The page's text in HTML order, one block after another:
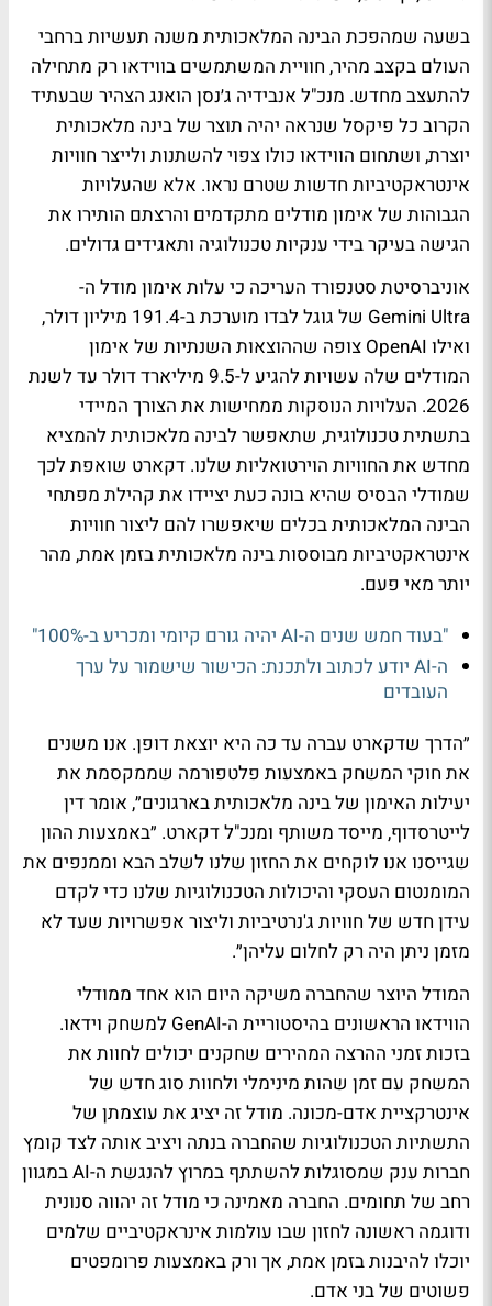
בשעה שמהפכת הבינה המלאכותית משנה תעשיות ברחבי
העולם בקצב מהיר, חוויית המשתמשים בווידאו רק מתחילה
להתעצב מחדש. מנכ"ל אנבידיה ג׳נסן הואנג הצהיר שבעתיד
הקרוב כל פיקסל שנראה יהיה תוצר של בינה מלאכותית
יוצרת, ושתחום הווידאו כולו צפוי להשתנות ולייצר חוויות
אינטראקטיביות חדשות שטרם נראו. אלא שהעלויות
הגבוהות של אימון מודלים מתקדמים והרצתם הותירו את
הגישה בעיקר בידי ענקיות טכנולוגיה ותאגידים גדולים.
אוניברסיטת סטנפורד העריכה כי עלות אימון מודל ה-
Gemini Ultra של גוגל לבדו מוערכת ב-191.4 מיליון דולר,
ואילו OpenAI צופה שההוצאות השנתיות של אימון
המודלים שלה עשויות להגיע ל-9.5 מיליארד דולר עד לשנת
2026. העלויות הנוסקות ממחישות את הצורך המיידי
בתשתית טכנולוגית, שתאפשר לבינה מלאכותית להמציא
מחדש את החוויות הוירטואליות שלנו. דקארט שואפת לכך
שמודלי הבסיס שהיא בונה כעת יציידו את קהילת מפתחי
הבינה המלאכותית בכלים שיאפשרו להם ליצור חוויות
אינטראקטיביות מבוססות בינה מלאכותית בזמן אמת, מהר
יותר מאי פעם.
"בעוד חמש שנים ה-AI יהיה גורם קיומי ומכריע ב-100%"
ה-AI יודע לכתוב ולתכנת: הכישור שישמור על ערך
העובדים
״הדרך שדקארט עברה עד כה היא יוצאת דופן. אנו משנים
את חוקי המשחק באמצעות פלטפורמה שממקסמת את
יעילות האימון של בינה מלאכותית בארגונים״, אומר דין
לייטרסדוף, מייסד משותף ומנכ"ל דקארט. ״באמצעות ההון
שגייסנו אנו לוקחים את החזון שלנו לשלב הבא וממנפים את
המומנטום העסקי והיכולות הטכנולוגיות שלנו כדי לקדם
עידן חדש של חוויות ג'נרטיביות וליצור אפשרויות שעד לא
מזמן ניתן היה רק לחלום עליהן״.
המודל היוצר שהחברה משיקה היום הוא אחד ממודלי
הווידאו הראשונים בהיסטוריית ה-GenAI למשחק וידאו.
בזכות זמני ההרצה המהירים שחקנים יכולים לחוות את
המשחק עם זמן שהות מינימלי ולחוות סוג חדש של
אינטרקציית אדם-מכונה. מודל זה יציג את עוצמתן של
התשתיות הטכנולוגיות שהחברה בנתה ויציב אותה לצד קומץ
חברות ענק שמסוגלות להשתתף במרוץ להנגשת ה-AI במגוון
רחב של תחומים. החברה מאמינה כי מודל זה יהווה סנונית
ודוגמה ראשונה לחזון שבו עולמות אינראקטיביים שלמים
יוכלו להיבנות בזמן אמת, אך ורק באמצעות פרומפטים
פשוטים של בני אדם.